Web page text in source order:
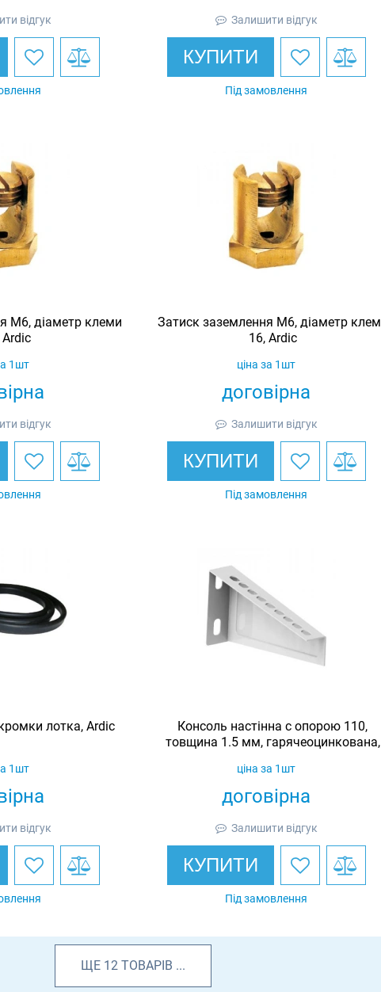
відгук Залишити відгук
КУПИТИ
Під замовлення
M6, діаметр клеми
Ardic
1шт
відгук
Затиск заземлення M6, діаметр
16, Ardic
договірна
ціна за 1шт
Залишити відгук
КУПИТИ
Під замовлення
лотка, Ardic
1шт
відгук
Консоль настінна c опорою 110,
товщина 1.5 мм, гарячеоцинкована,
договірна
ціна за 1шт
Залишити відгук
КУПИТИ
Під замовлення
ЩЕ 12 ТОВАРІВ ...